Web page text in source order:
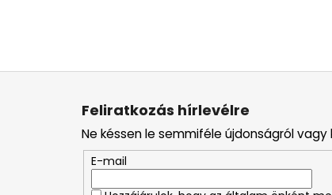
L
Feliratkozás hírlevélre
Ne késsen le semmiféle újdonságról
E-mail